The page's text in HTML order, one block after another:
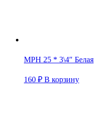
МРН 25 * 3\4″ Белая
160 ₽ В корзину